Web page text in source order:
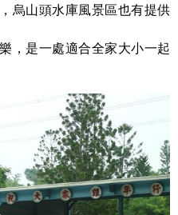
烏山頭水庫風景區也有提供
，是一處適合全家大小一起